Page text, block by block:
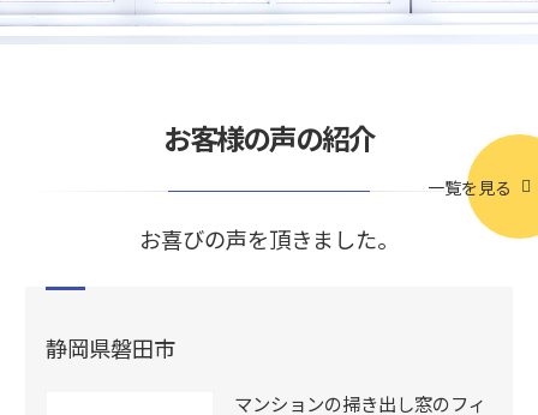
お客様の声の紹介
お喜びの声を頂きました。
一覧を見る
静岡県磐田市
マンションの掃き出し窓のフィ